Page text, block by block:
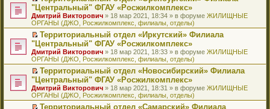
н
и
ю
о
о
б
щ
е
н
и
ю
н
о
м
у
с
о
о
б
щ
е
н
и
ю
ч
и
т
а
н
н
о
м
у
с
о
о
б
щ
е
н
е
п
р
о
ч
и
т
а
н
н
о
м
у
с
р
в
о
м
у
н
е
п
р
о
ч
и
т
а
н
т
и
к
п
е
р
в
о
м
у
н
е
п
р
о
П
е
р
е
й
т
и
к
п
е
р
в
о
м
у
"Центральный" ФГАУ «Росжилкомплекс»
Дмитрий Викторович » 18 мар 2021, 18:34 » в форуме ЖИЛИЩНЫЕ
ОРГАНЫ (ДЖО, Росжилкомплекс, филиалы, отделы)
П
е
р
е
й
т
и
к
п
е
Территориальный отдел «Иркутский» Филиала
"Центральный" ФГАУ «Росжилкомплекс»
Дмитрий Викторович » 18 мар 2021, 18:33 » в форуме ЖИЛИЩНЫЕ
ОРГАНЫ (ДЖО, Росжилкомплекс, филиалы, отделы)
П
е
р
е
й
Территориальный отдел «Новосибирский» Филиала
"Центральный" ФГАУ «Росжилкомплекс»
Дмитрий Викторович » 18 мар 2021, 18:31 » в форуме ЖИЛИЩНЫЕ
ОРГАНЫ (ДЖО, Росжилкомплекс, филиалы, отделы)
Территориальный отдел «Самарский» Филиала